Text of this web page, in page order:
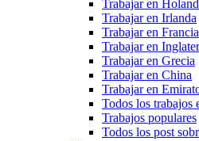
Trabajar en
Trabajar en Irlanda
Trabajar en Francia
Trabajar en
Trabajar en Grecia
Trabajar en China
Trabajar en
Todos los trabajos
Trabajos populares
Todos los post